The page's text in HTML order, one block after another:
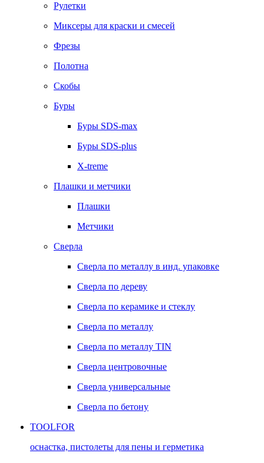
Рулетки
Миксеры для краски и смесей
Фрезы
Полотна
Скобы
Буры
Буры SDS-max
Буры SDS-plus
X-treme
Плашки и метчики
Плашки
Метчики
Сверла
Сверла по металлу в инд. упаковке
Сверла по дереву
Сверла по керамике и стеклу
Сверла по металлу
Сверла по металлу TIN
Сверла центровочные
Сверла универсальные
Сверла по бетону
TOOLFOR
оснастка, пистолеты для пены и герметика